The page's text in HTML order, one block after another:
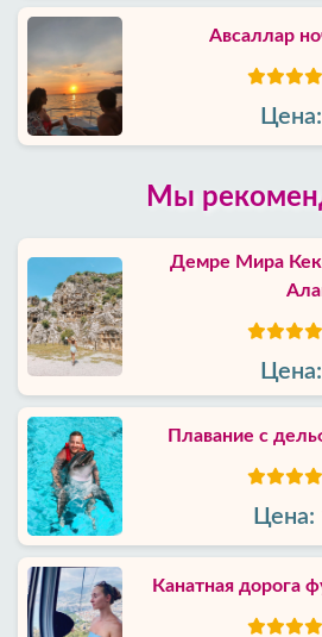
Авсаллар
Цена:
Мы
Демре Мира
Цена:
Плавание с
Цена:
Канатная дорога